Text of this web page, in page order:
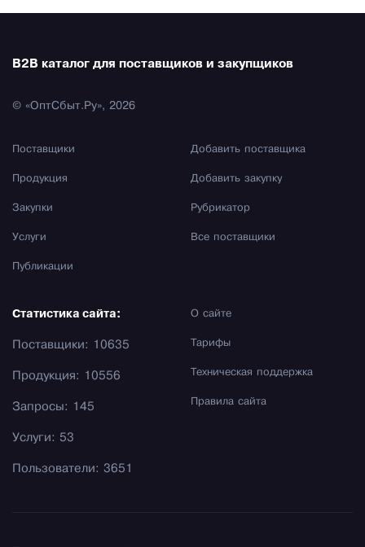
B2B каталог для поставщиков и закупщиков
© «ОптСбыт.Ру», 2026
Поставщики
Продукция
Закупки
Услуги
Публикации
Добавить поставщика
Добавить закупку
Рубрикатор
Все поставщики
О сайте
Тарифы
Техническая поддержка
Правила сайта
Статистика сайта:
Поставщики: 10635
Продукция: 10556
Запросы: 145
Услуги: 53
Пользователи: 3651